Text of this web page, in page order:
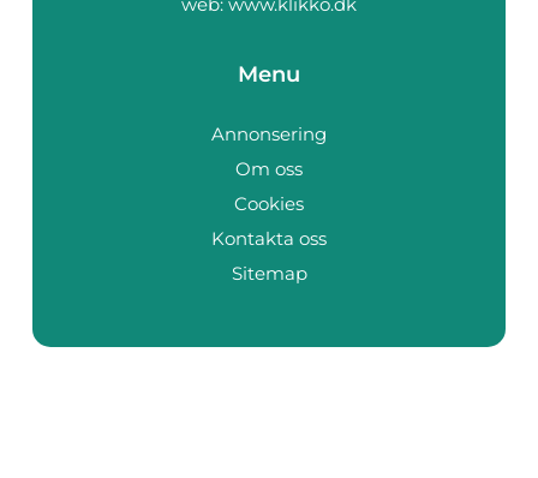
Menu
Annonsering
Om oss
Cookies
Kontakta oss
Sitemap